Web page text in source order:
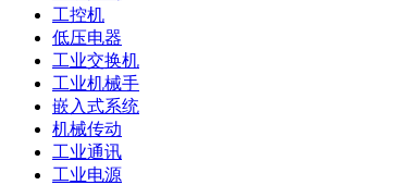
工控机
低压电器
工业交换机
工业机械手
嵌入式系统
机械传动
工业通讯
工业电源